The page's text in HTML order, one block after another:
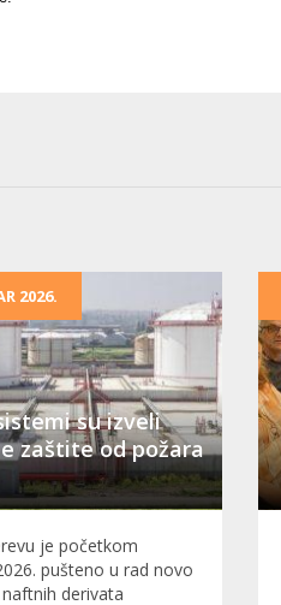
2026.
su izveli
zaštite od požara
je početkom
pušteno u rad novo
derivata